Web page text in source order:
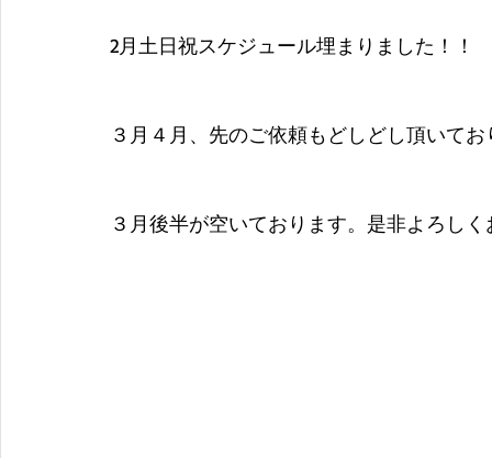
2月土日祝スケジュール埋まりました！！
３月４月、先のご依頼もどしどし頂いて
３月後半が空いております。是非よろし